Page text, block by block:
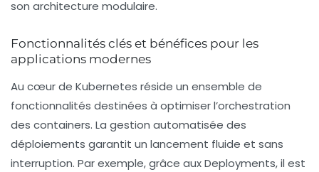
son architecture modulaire.
Fonctionnalités clés et bénéfices pour les
applications modernes
Au cœur de Kubernetes réside un ensemble de
fonctionnalités destinées à optimiser l’orchestration
des containers. La gestion automatisée des
déploiements garantit un lancement fluide et sans
interruption. Par exemple, grâce auxDeployments, il est